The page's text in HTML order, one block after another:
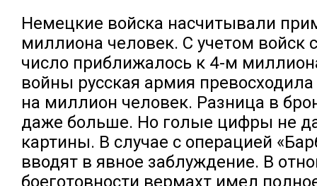
Немецкие войска насчитывали
миллиона человек. С учетом войск
число приближалось к 4-м
войны русская армия
на миллион человек. Разница в
даже больше. Но голые цифры не
картины. В случае с операцией
вводят в явное заблуждение. В
боеготовности вермахт имел